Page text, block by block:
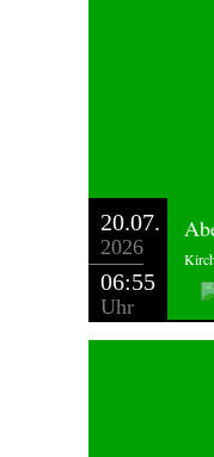
20.07.
2026
06:55
Uhr